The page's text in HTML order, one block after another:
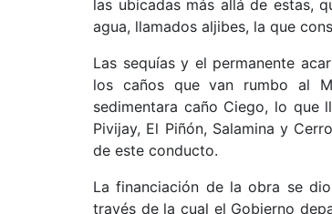
las ubicadas más allá de estas,
agua, llamados aljibes, la que
Las sequías y el permanente
los caños que van rumbo al
sedimentara caño Ciego, lo que
Pivijay, El Piñón, Salamina y
de este conducto.
La financiación de la obra se
través de la cual el Gobierno